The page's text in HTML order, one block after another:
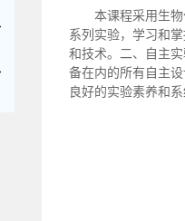
本课程采用生
系列实验，学习和
和技术。二、自主
备在内的所有自主
良好的实验素养和